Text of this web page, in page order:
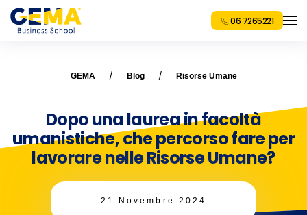
06 7265221
GEMA Blog Risorse Umane
Dopo una laurea in facoltà
umanistiche, che percorso fare per
lavorare nelle Risorse Umane?
21 Novembre 2024